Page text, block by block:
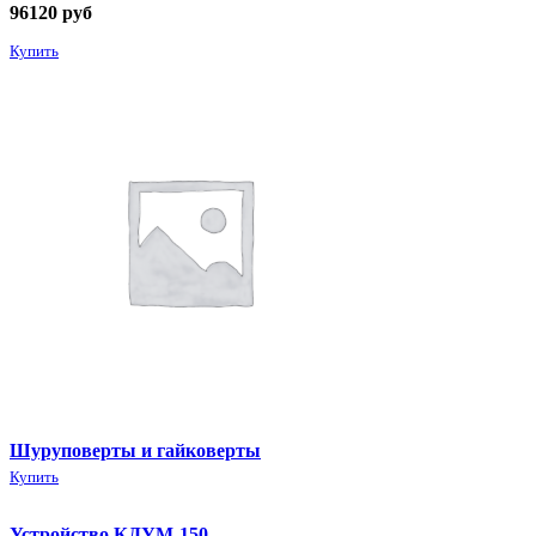
96120 руб
Купить
Шуруповерты и гайковерты
Купить